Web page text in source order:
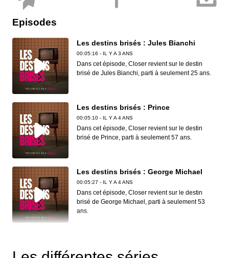
Episodes
Les destins brisés : Jules Bianchi
00:05:16 - IL Y A 3 ANS
Dans cet épisode, Closer revient sur le destin
brisé de Jules Bianchi, parti à seulement 25 ans.
Les destins brisés : Prince
00:05:10 - IL Y A 4 ANS
Dans cet épisode, Closer revient sur le destin
brisé de Prince, parti à seulement 57 ans.
Les destins brisés : George Michael
00:05:27 - IL Y A 4 ANS
Dans cet épisode, Closer revient sur le destin
brisé de George Michael, parti à seulement 53
ans.